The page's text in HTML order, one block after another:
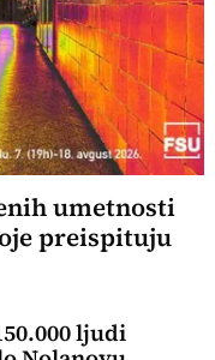
umetnosti
preispituju
ljudi